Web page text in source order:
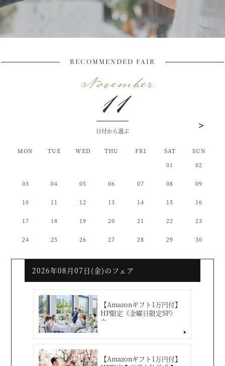
RECOMMENDED FAIR
11
日付から選ぶ
MON TUE WED THU FRI SAT
SUN
01
02
03 04 05 06 07 08 09
10 11 12 13 14 15 16
17 18 19 20 21 22 23
24 25 26 27 28 29 30
MON TUE WED THU FRI SAT
SUN
06 07
08 09 10 11 12 13 14
15 16 17 18 19 20 21
22 23 24 25 26 27 28
29 30 31
MON TUE WED THU FRI SAT
SUN
03 04
05 06 07 08 09 10 11
12 13 14 15 16 17 18
19 20 21 22 23 24 25
26 27 28 29 30 31